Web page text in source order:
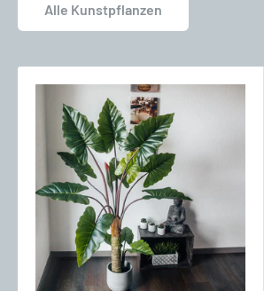
Alle Kunstpflanzen